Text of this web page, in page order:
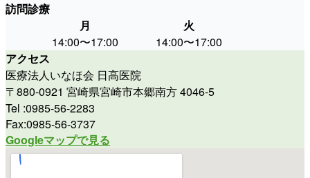
訪問診療
月
火
14:00〜17:00
14:00〜17:00
アクセス
医療法人いなほ会 日高医院
〒880-0921 宮崎県宮崎市本郷南方 4046-5
Tel :0985-56-2283
Fax:0985-56-3737
Googleマップで見る